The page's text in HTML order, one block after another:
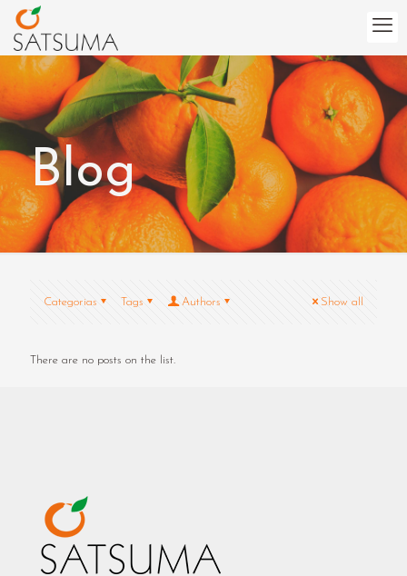
Blog
Categorias Tags Authors Show all
There are no posts on the list.